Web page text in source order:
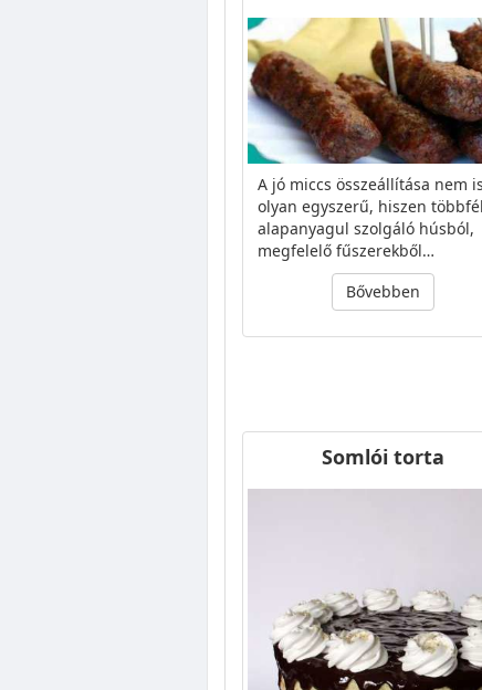
A jó miccs összeállítása nem is
olyan egyszerű, hiszen
alapanyagul szolgáló húsból,
megfelelő fűszerekből…
Bővebben
Somlói torta